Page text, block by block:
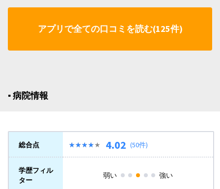
アプリで全ての口コミを読む(125件)
▪︎ 病院情報
総合点 ★★★★★
★★★★★ 4.02 (50件)
学歴フィル
ター
弱い 強い